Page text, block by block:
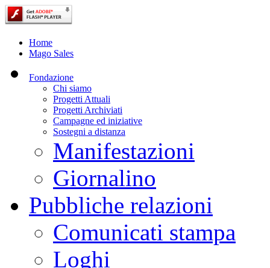
Home
Mago Sales
Fondazione
Chi siamo
Progetti Attuali
Progetti Archiviati
Campagne ed iniziative
Sostegni a distanza
Manifestazioni
Giornalino
Pubbliche relazioni
Comunicati stampa
Loghi